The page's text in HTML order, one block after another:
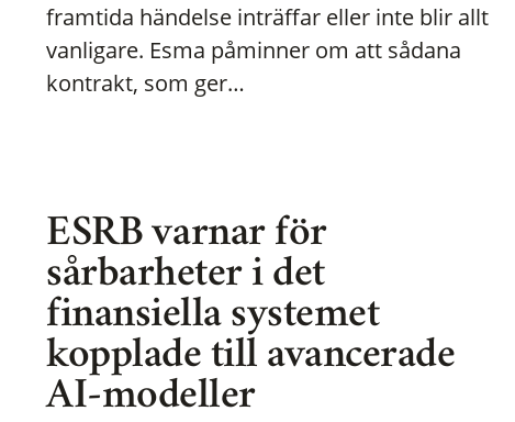
framtida händelse inträffar eller inte blir allt
vanligare. Esma påminner om att sådana
kontrakt, som ger…
ESRB varnar för
sårbarheter i det
finansiella systemet
kopplade till avancerade
AI-modeller